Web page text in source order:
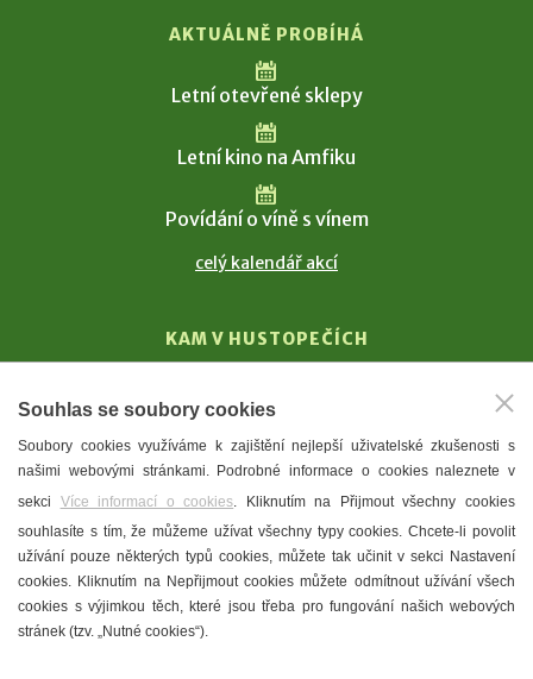
AKTUÁLNĚ PROBÍHÁ
Letní otevřené sklepy
Letní kino na Amfiku
Povídání o víně s vínem
celý kalendář akcí
KAM V HUSTOPEČÍCH
T. G. Masaryk
Mandloně
Ubytování
Restaurace
Městské muzeum a galerie
Denní meníčka
Souhlas se soubory cookies
Soubory cookies využíváme k zajištění nejlepší uživatelské zkušenosti s
našimi webovými stránkami. Podrobné informace o cookies naleznete v
sekci Více informací o cookies. Kliknutím na Přijmout všechny cookies
souhlasíte s tím, že můžeme užívat všechny typy cookies. Chcete-li povolit
užívání pouze některých typů cookies, můžete tak učinit v sekci Nastavení
cookies. Kliknutím na Nepřijmout cookies můžete odmítnout užívání všech
cookies s výjimkou těch, které jsou třeba pro fungování našich webových
stránek (tzv. „Nutné cookies“).